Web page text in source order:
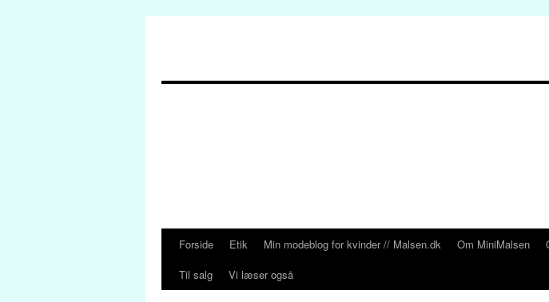
HopForside Etik Min modeblog for kvinder // Malsen.dk Om MiniMalsen
Til salg
Vi læser også